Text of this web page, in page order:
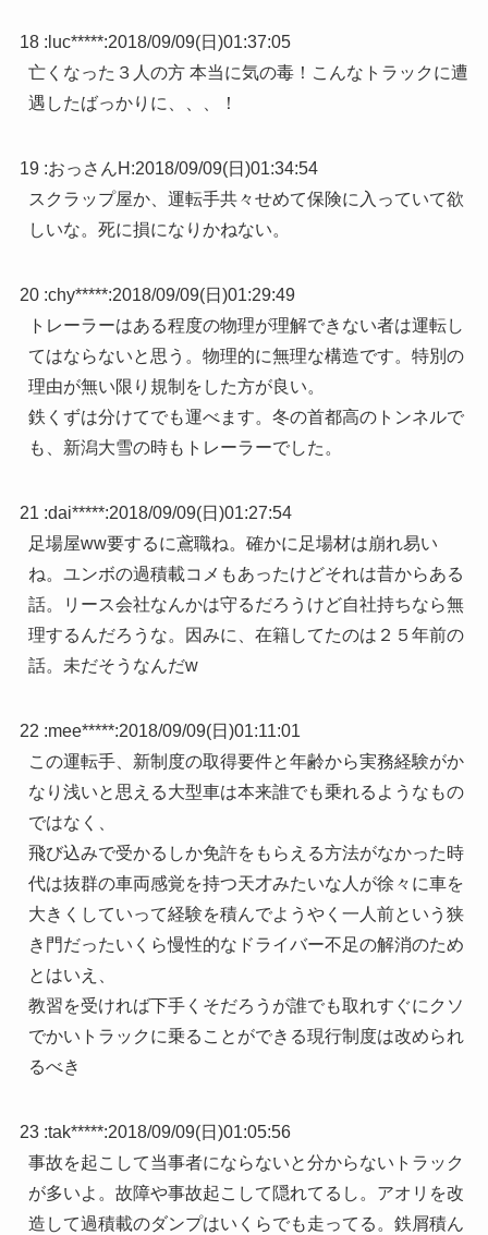
18 : luc*****:2018/09/09(日)01:37:05
亡くなった３人の方 本当に気の毒！こんなトラックに遭
遇したばっかりに、、、！
19 :おっさんH :2018/09/09(日)01:34:54
スクラップ屋か、運転手共々せめて保険に入っていて欲
しいな。死に損になりかねない。
20 :chy*****:2018/09/09(日)01:29:49
トレーラーはある程度の物理が理解できない者は運転し
てはならないと思う。物理的に無理な構造です。特別の
理由が無い限り規制をした方が良い。
鉄くずは分けてでも運べます。冬の首都高のトンネルで
も、新潟大雪の時もトレーラーでした。
21 :dai*****:2018/09/09(日)01:27:54
足場屋ww要するに鳶職ね。確かに足場材は崩れ易い
ね。ユンボの過積載コメもあったけどそれは昔からある
話。リース会社なんかは守るだろうけど自社持ちなら無
理するんだろうな。因みに、在籍してたのは２５年前の
話。未だそうなんだw
22 :mee*****:2018/09/09(日)01:11:01
この運転手、新制度の取得要件と年齢から実務経験がか
なり浅いと思える大型車は本来誰でも乗れるようなもの
ではなく、
飛び込みで受かるしか免許をもらえる方法がなかった時
代は抜群の車両感覚を持つ天才みたいな人が徐々に車を
大きくしていって経験を積んでようやく一人前という狭
き門だったいくら慢性的なドライバー不足の解消のため
とはいえ、
教習を受ければ下手くそだろうが誰でも取れすぐにクソ
でかいトラックに乗ることができる現行制度は改められ
るべき
23 :tak*****:2018/09/09(日)01:05:56
事故を起こして当事者にならないと分からないトラック
が多いよ。故障や事故起こして隠れてるし。アオリを改
造して過積載のダンプはいくらでも走ってる。鉄屑積ん